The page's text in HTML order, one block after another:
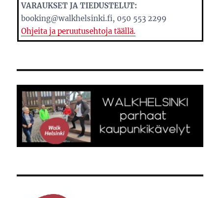
VARAUKSET JA TIEDUSTELUT:
booking@walkhelsinki.fi, 050 553 2299
Ohjeita ja peruutusehtoja täällä.